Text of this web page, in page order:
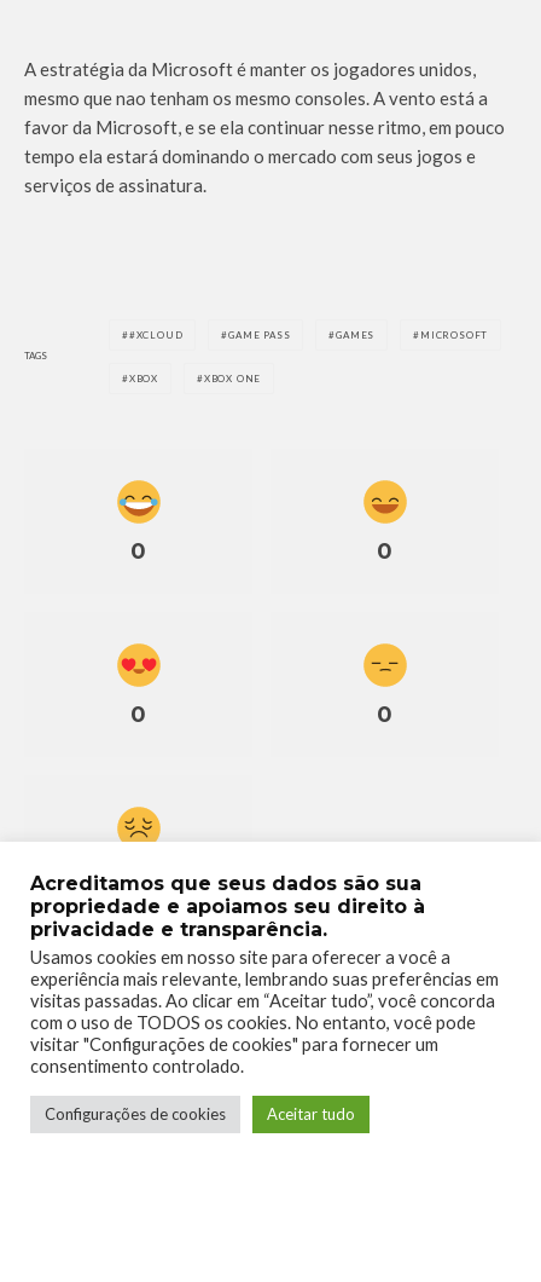
A estratégia da Microsoft é manter os jogadores unidos,
mesmo que nao tenham os mesmo consoles. A vento está a
favor da Microsoft, e se ela continuar nesse ritmo, em pouco
tempo ela estará dominando o mercado com seus jogos e
serviços de assinatura.
TAGS
#XCLOUD GAME PASS GAMES MICROSOFT
XBOX XBOX ONE
0 0
0 0
0
Acreditamos que seus dados são sua
propriedade e apoiamos seu direito à
privacidade e transparência.
Usamos cookies em nosso site para oferecer a você a
experiência mais relevante, lembrando suas preferências em
visitas passadas. Ao clicar em “Aceitar tudo”, você concorda
com o uso de TODOS os cookies. No entanto, você pode
visitar "Configurações de cookies" para fornecer um
consentimento controlado.
Configurações de cookies Aceitar tudo